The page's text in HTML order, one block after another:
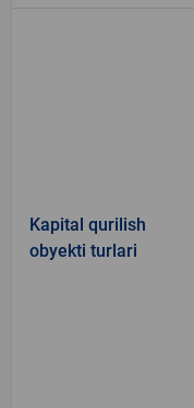
Kapital qurilish
obyekti turlari